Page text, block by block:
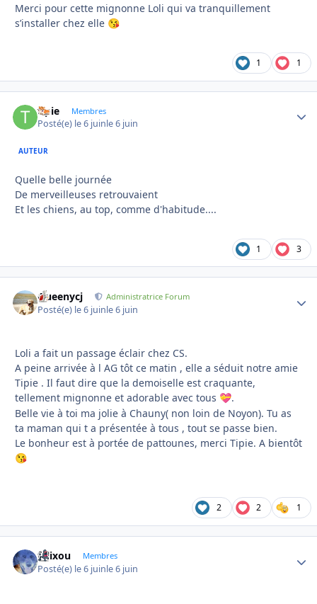
Merci pour cette mignonne Loli qui va tranquillement
s’installer chez elle 😘
1 1
tipie Membres
Posté(e) le 6 juinle 6 juin
AUTEUR
Quelle belle journée
De merveilleuses retrouvaient
Et les chiens, au top, comme d'habitude....
1 3
Queenycj Administratrice Forum
Posté(e) le 6 juinle 6 juin
Loli a fait un passage éclair chez CS.
A peine arrivée à l AG tôt ce matin , elle a séduit notre amie
Tipie . Il faut dire que la demoiselle est craquante,
tellement mignonne et adorable avec tous 💝.
Belle vie à toi ma jolie à Chauny( non loin de Noyon). Tu as
ta maman qui t a présentée à tous , tout se passe bien.
Le bonheur est à portée de pattounes, merci Tipie. A bientôt
😘
2 2 1
felixou Membres
Posté(e) le 6 juinle 6 juin